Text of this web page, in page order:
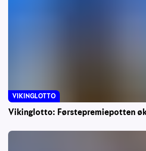
Vikinglotto: Førstepremiepotten
VIKINGLOTTO